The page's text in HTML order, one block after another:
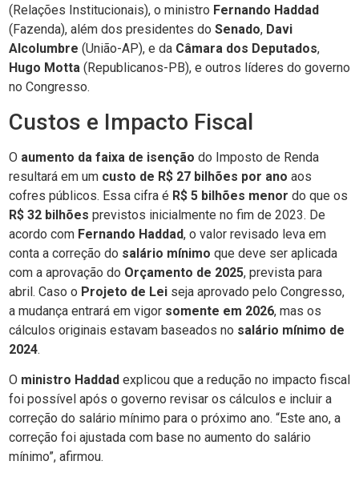
(Relações Institucionais), o ministro Fernando Haddad
(Fazenda), além dos presidentes do Senado, Davi
Alcolumbre (União-AP), e da Câmara dos Deputados,
Hugo Motta (Republicanos-PB), e outros líderes do governo
no Congresso.
Custos e Impacto Fiscal
O aumento da faixa de isenção do Imposto de Renda
resultará em um custo de R$ 27 bilhões por ano aos
cofres públicos. Essa cifra é R$ 5 bilhões menor do que os
R$ 32 bilhões previstos inicialmente no fim de 2023. De
acordo com Fernando Haddad, o valor revisado leva em
conta a correção do salário mínimo que deve ser aplicada
com a aprovação do Orçamento de 2025, prevista para
abril. Caso o Projeto de Lei seja aprovado pelo Congresso,
a mudança entrará em vigor somente em 2026, mas os
cálculos originais estavam baseados no salário mínimo de
2024.
O ministro Haddad explicou que a redução no impacto fiscal
foi possível após o governo revisar os cálculos e incluir a
correção do salário mínimo para o próximo ano. “Este ano, a
correção foi ajustada com base no aumento do salário
mínimo”, afirmou.